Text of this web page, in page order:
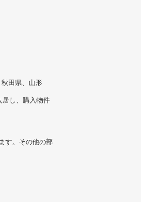
田県、山形
居し、購入物件
す。その他の部